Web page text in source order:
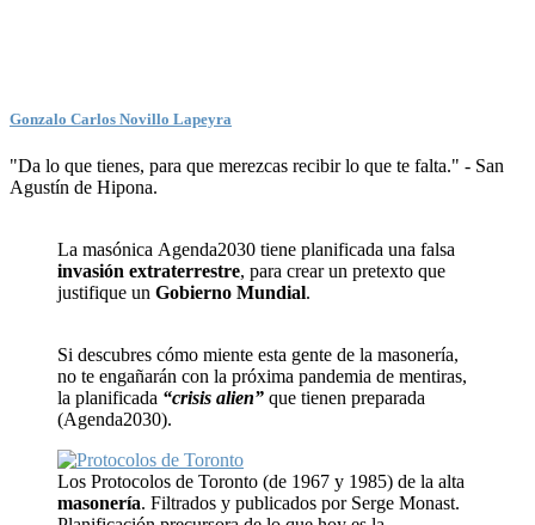
Gonzalo Carlos Novillo Lapeyra
"Da lo que tienes, para que merezcas recibir lo que te falta." - San
Agustín de Hipona.
La masónica Agenda2030 tiene planificada una falsa
invasión extraterrestre, para crear un pretexto que
justifique un Gobierno Mundial.
Si descubres cómo miente esta gente de la masonería,
no te engañarán con la próxima pandemia de mentiras,
la planificada “crisis alien” que tienen preparada
(Agenda2030).
Los Protocolos de Toronto (de 1967 y 1985) de la alta
masonería. Filtrados y publicados por Serge Monast.